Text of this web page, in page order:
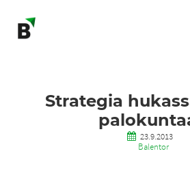
Strategia
23.9.2013
Balentor